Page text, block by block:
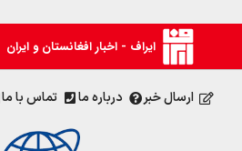
ایراف - اخبار افغانستان و ایران
ارسال خبر درباره ما تماس با ما